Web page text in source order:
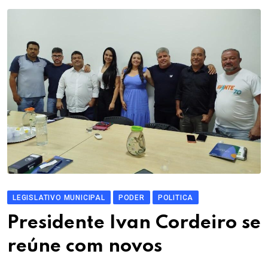
LEGISLATIVO MUNICIPAL PODER POLITICA
Presidente Ivan Cordeiro se
reúne com novos